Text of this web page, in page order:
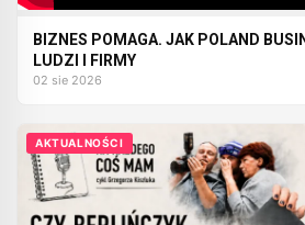
BIZNES POMAGA. JAK POLAND
LUDZI I FIRMY
02 sie 2026
AKTUALNOŚCI